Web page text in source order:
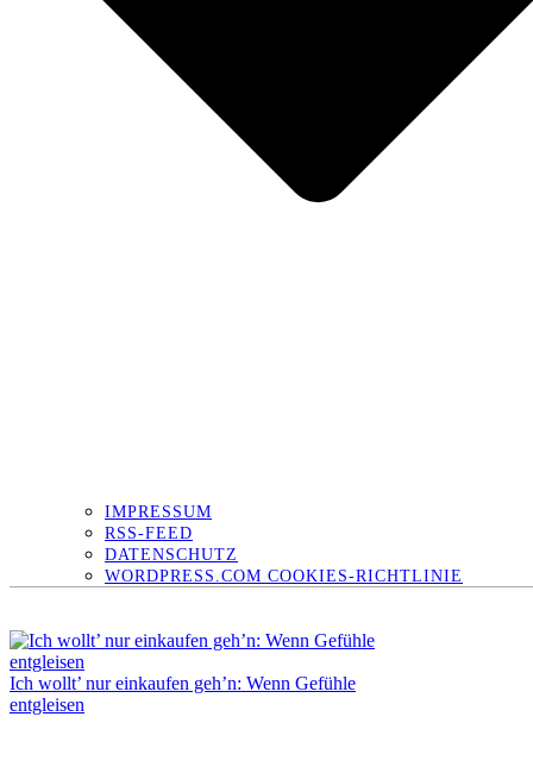
IMPRESSUM
RSS-FEED
DATENSCHUTZ
WORDPRESS.COM COOKIES-RICHTLINIE
Ich wollt’ nur einkaufen geh’n: Wenn Gefühle
entgleisen